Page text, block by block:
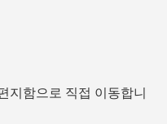
지함으로 직접 이동합니